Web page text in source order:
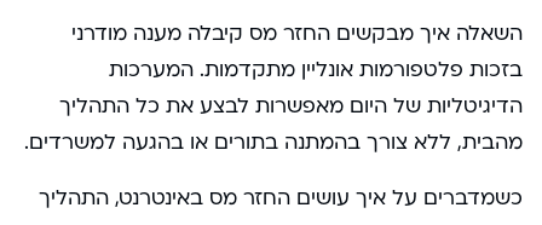
השאלה איך מבקשים החזר מס קיבלה מענה מודרני
בזכות פלטפורמות אונליין מתקדמות. המערכות
הדיגיטליות של היום מאפשרות לבצע את כל התהליך
מהבית, ללא צורך בהמתנה בתורים או בהגעה למשרדים.
כשמדברים על איך עושים החזר מס באינטרנט, התהליך